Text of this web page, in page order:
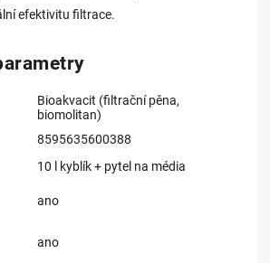
efektivitu filtrace.
Bioakvacit (filtrační pěna,
biomolitan)
8595635600388
10 l kyblík + pytel na média
ano
ano